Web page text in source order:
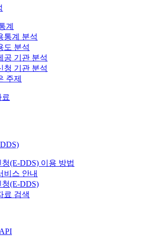
계
통계 분석
도 분석
공 기관 분석
청 기관 분석
주제
(E-DDS) 이용 방법
비스 안내
(E-DDS)
료 검색